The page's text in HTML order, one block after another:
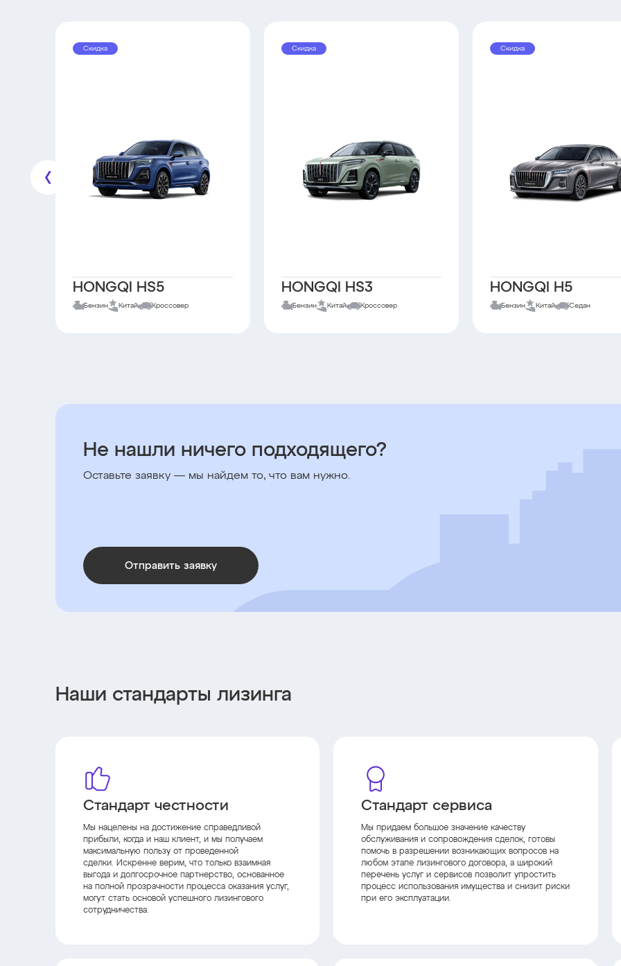
Скидка
HONGQI HS5
Бензин Китай Кроссовер
Скидка
HONGQI HS3
Бензин Китай Кроссовер
Скидка
HONGQI H5
Бензин Китай Седан
Не нашли ничего подходящего?
Оставьте заявку — мы найдем то, что вам нужно.
Отправить заявку
Наши стандарты лизинга
Стандарт честности
Мы нацелены на достижение справедливой
прибыли, когда и наш клиент, и мы получаем
максимальную пользу от проведенной
сделки. Искренне верим, что только взаимная
выгода и долгосрочное партнерство, основанное
на полной прозрачности процесса оказания услуг,
могут стать основой успешного лизингового
сотрудничества.
Стандарт сервиса
Мы придаем большое значение качеству
обслуживания и сопровождения сделок, готовы
помочь в разрешении возникающих вопросов на
любом этапе лизингового договора, а широкий
перечень услуг и сервисов позволит упростить
процесс использования имущества и снизит риски
при его эксплуатации.